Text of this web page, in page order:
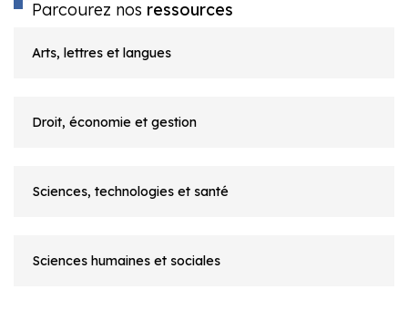
Parcourez nos ressources
Arts, lettres et langues
Droit, économie et gestion
Sciences, technologies et santé
Sciences humaines et sociales